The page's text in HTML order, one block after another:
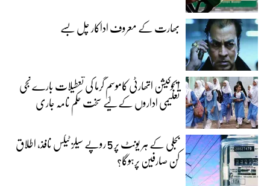
بھارت کے معروف اداکار چل بسے
ایجوکیشن اتھارٹی کاموسمِ گرما کی تعطیلات بارے نجی
تعلیمی اداروں کے لیے سخت حکم نامہ جاری
بجلی کے ہر یونٹ پر 5 روپے سیلز ٹیکس نافذ، اطلاق
کن صارفین پرہوگا؟